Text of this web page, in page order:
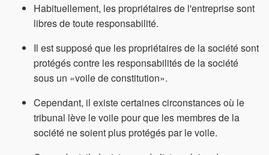
Habituellement, les propriétaires de l'entreprise sont
libres de toute responsabilité.
Il est supposé que les propriétaires de la société sont
protégés contre les responsabilités de la société
sous un «voile de constitution».
Cependant, il existe certaines circonstances où le
tribunal lève le voile pour que les membres de la
société ne soient plus protégés par le voile.